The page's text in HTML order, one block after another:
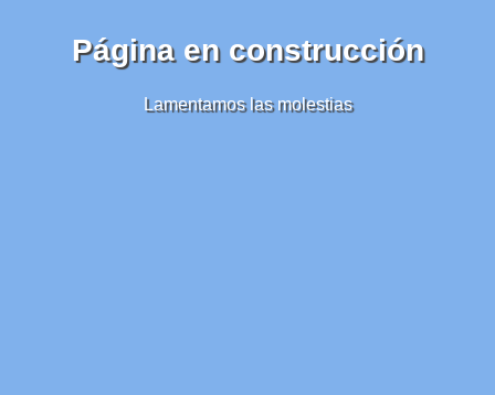
Página en construcción
Lamentamos las molestias